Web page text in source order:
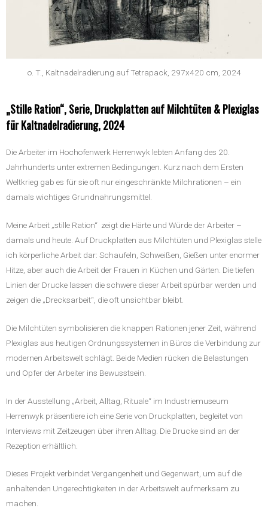
o. T., Kaltnadelradierung auf Tetrapack, 297x420 cm, 2024
„Stille Ration“, Serie, Druckplatten auf Milchtüten & Plexiglas
für Kaltnadelradierung, 2024
Die Arbeiter im Hochofenwerk Herrenwyk lebten Anfang des 20.
Jahrhunderts unter extremen Bedingungen. Kurz nach dem Ersten
Weltkrieg gab es für sie oft nur eingeschränkte Milchrationen – ein
damals wichtiges Grundnahrungsmittel.
Meine Arbeit „stille Ration“ zeigt die Härte und Würde der Arbeiter –
damals und heute. Auf Druckplatten aus Milchtüten und Plexiglas stelle
ich körperliche Arbeit dar: Schaufeln, Schweißen, Gießen unter enormer
Hitze, aber auch die Arbeit der Frauen in Küchen und Gärten. Die tiefen
Linien der Drucke lassen die schwere dieser Arbeit spürbar werden und
zeigen die „Drecksarbeit“, die oft unsichtbar bleibt.
Die Milchtüten symbolisieren die knappen Rationen jener Zeit, während
Plexiglas aus heutigen Ordnungssystemen in Büros die Verbindung zur
modernen Arbeitswelt schlägt. Beide Medien rücken die Belastungen
und Opfer der Arbeiter ins Bewusstsein.
In der Ausstellung „Arbeit, Alltag, Rituale“ im Industriemuseum
Herrenwyk präsentiere ich eine Serie von Druckplatten, begleitet von
Interviews mit Zeitzeugen über ihren Alltag. Die Drucke sind an der
Rezeption erhältlich.
Dieses Projekt verbindet Vergangenheit und Gegenwart, um auf die
anhaltenden Ungerechtigkeiten in der Arbeitswelt aufmerksam zu
machen.